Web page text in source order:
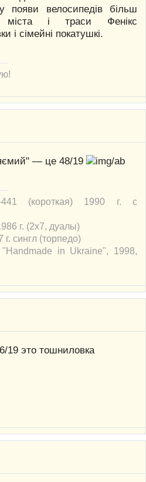
велосипедів більш
міста і траси Фенікс
і сімейні покатушкі.
— це 48/19
441 (короткая) 1990 г. с
г. (2х7, дуалы)
сингл (торпедо)
in Ukraine", 1998,
19 это тошниловка